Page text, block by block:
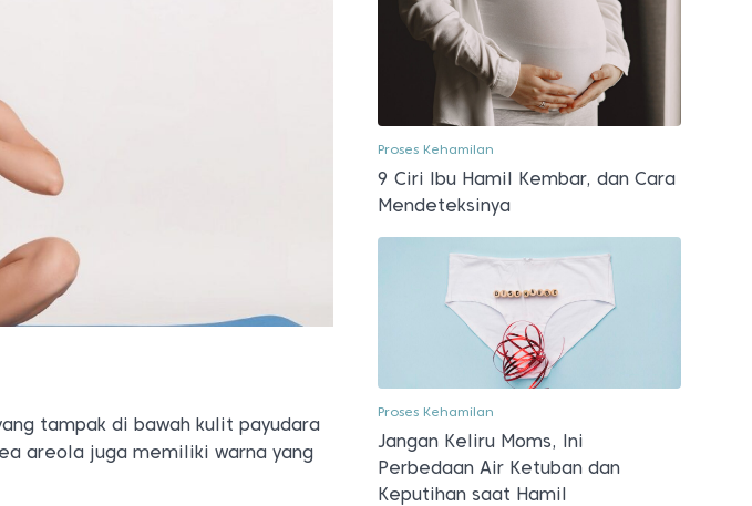
tampak di bawah kulit payudara
areola juga memiliki warna yang
Proses Kehamilan
9 Ciri Ibu Hamil Kembar, dan Cara
Mendeteksinya
Proses Kehamilan
Jangan Keliru Moms, Ini
Perbedaan Air Ketuban dan
Keputihan saat Hamil